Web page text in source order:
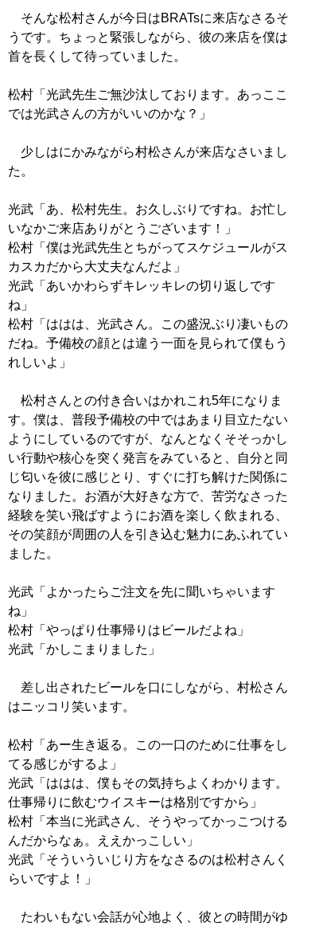
そんな松村さんが今日はBRATsに来店なさるそ
うです。ちょっと緊張しながら、彼の来店を僕は
首を長くして待っていました。
松村「光武先生ご無沙汰しております。あっここ
では光武さんの方がいいのかな？」
少しはにかみながら村松さんが来店なさいまし
た。
光武「あ、松村先生。お久しぶりですね。お忙し
いなかご来店ありがとうございます！」
松村「僕は光武先生とちがってスケジュールがス
カスカだから大丈夫なんだよ」
光武「あいかわらずキレッキレの切り返しです
ね」
松村「ははは、光武さん。この盛況ぶり凄いもの
だね。予備校の顔とは違う一面を見られて僕もう
れしいよ」
松村さんとの付き合いはかれこれ5年になりま
す。僕は、普段予備校の中ではあまり目立たない
ようにしているのですが、なんとなくそそっかし
い行動や核心を突く発言をみていると、自分と同
じ匂いを彼に感じとり、すぐに打ち解けた関係に
なりました。お酒が大好きな方で、苦労なさった
経験を笑い飛ばすようにお酒を楽しく飲まれる、
その笑顔が周囲の人を引き込む魅力にあふれてい
ました。
光武「よかったらご注文を先に聞いちゃいます
ね」
松村「やっぱり仕事帰りはビールだよね」
光武「かしこまりました」
差し出されたビールを口にしながら、村松さん
はニッコリ笑います。
松村「あー生き返る。この一口のために仕事をし
てる感じがするよ」
光武「ははは、僕もその気持ちよくわかります。
仕事帰りに飲むウイスキーは格別ですから」
松村「本当に光武さん、そうやってかっこつける
んだからなぁ。ええかっこしい」
光武「そういういじり方をなさるのは松村さんく
らいですよ！」
たわいもない会話が心地よく、彼との時間がゆ